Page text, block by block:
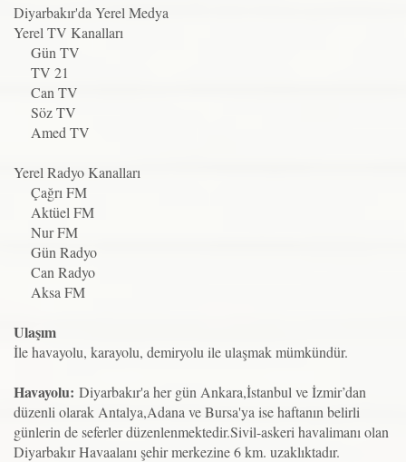
Diyarbakır'da Yerel Medya
Yerel TV Kanalları
Gün TV
TV 21
Can TV
Söz TV
Amed TV
Yerel Radyo Kanalları
Çağrı FM
Aktüel FM
Nur FM
Gün Radyo
Can Radyo
Aksa FM
Ulaşım
İle havayolu, karayolu, demiryolu ile ulaşmak mümkündür.
Havayolu: Diyarbakır'a her gün Ankara,İstanbul ve İzmir’dan
düzenli olarak Antalya,Adana ve Bursa'ya ise haftanın belirli
günlerin de seferler düzenlenmektedir.Sivil-askeri havalimanı olan
Diyarbakır Havaalanı şehir merkezine 6 km. uzaklıktadır.